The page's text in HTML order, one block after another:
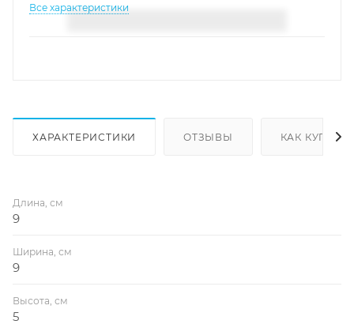
Все характеристики
ХАРАКТЕРИСТИКИ ОТЗЫВЫ КАК КУПИТЬ
Длина, см
9
Ширина, см
9
Высота, см
5